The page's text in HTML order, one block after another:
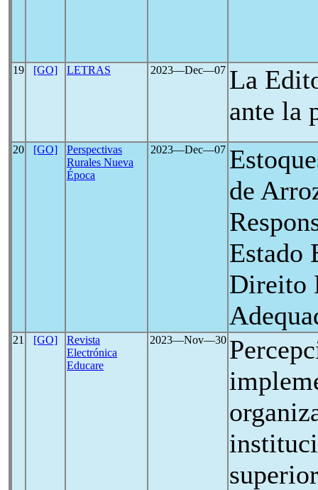
19 [GO] LETRAS 2023―Dec―07 La
ante la
20 [GO]
Perspectivas
Rurales Nueva
Época
2023―Dec―07
de
Estado
Direito
21 [GO]
Revista
Electrónica
Educare
2023―Nov―30